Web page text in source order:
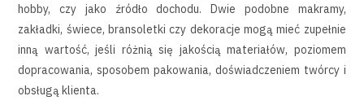
hobby, czy jako źródło dochodu. Dwie podobne makramy,
zakładki, świece, bransoletki czy dekoracje mogą mieć zupełnie
inną wartość, jeśli różnią się jakością materiałów, poziomem
dopracowania, sposobem pakowania, doświadczeniem twórcy i
obsługą klienta.